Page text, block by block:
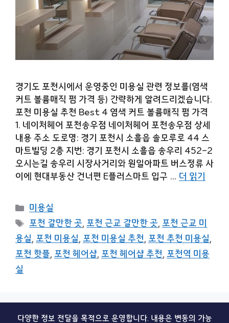
경기도 포천시에서 운영중인 미용실 관련 정보를(염색
커트 볼륨매직 펌 가격 등) 간략하게 알려드리겠습니다.
포천 미용실 추천 Best 4 염색 커트 볼륨매직 펌 가격
1. 네이처헤어 포천송우점 네이처헤어 포천송우점 상세
내용 주소 도로명: 경기 포천시 소흘읍 솔모루로 44 스
마트빌딩 2층 지번: 경기 포천시 소흘읍 송우리 452-2
오시는길 송우리 시장사거리와 원일아파트 버스정류 사
이에 현대부동산 건너편 E플러스마트 입구 … 더 읽기
카
테
고
리
미용실
태
그
포천 갈만한 곳,포천 근교 갈만한 곳,포천 근교 미
용실, 포천 미용실, 포천 미용실 추천, 포천 추천 미용실,
포천 핫플, 포천 헤어샵, 포천 헤어샵 추천, 포천역 미용
실
다양한 정보 전달을 목적으로 운영합니다. 내용은 변동의 가능